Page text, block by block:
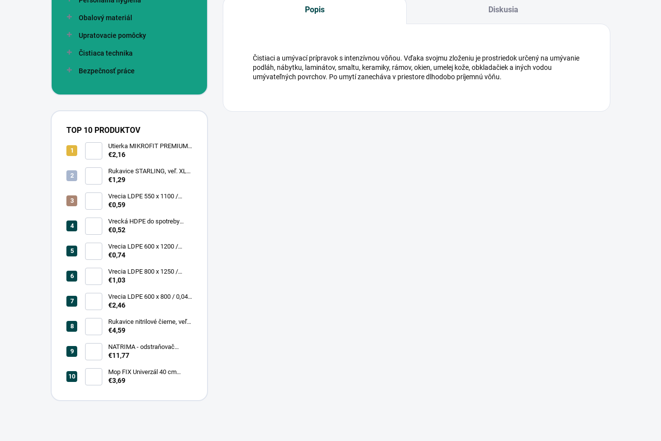
Obalový materiál
Upratovacie pomôcky
Čistiaca technika
Bezpečnosť práce
TOP 10 PRODUKTOV
Utierka MIKROFIT PREMIUM
920 40x40 cm, 305 gr./m2
€2,16
Rukavice STARLING, veľ. XL
(12 pár = bal)
€1,29
Vrecia LDPE 550 x 1100 /
0,13,1A, číra
€0,59
Vrecká HDPE do spotreby
300x400/0,007, číre, (50 ks =
€0,52
Vrecia LDPE 600 x 1200 /
0,200, transparent (25 ks)
€0,74
Vrecia LDPE 800 x 1250 /
0,20, čierna (25 ks = bal)
€1,03
Vrecia LDPE 600 x 800 / 0,04,
biele (25 ks = rol)
€2,46
Rukavice nitrilové čierne, veľ.
L (100 ks = box)
€4,59
NATRIMA - odstraňovač
starých náterov (0,75 L = bal)
€11,77
Mop FIX Univerzál 40 cm
bavlnený Fmix
€3,69
Popis Diskusia
Čistiaci a umývací prípravok s intenzívnou vôňou. Vďaka svojmu zloženiu je prostriedok určený na umývanie
podláh, nábytku, laminátov, smaltu, keramiky, rámov, okien, umelej kože, obkladačiek a iných vodou
umývateľných povrchov. Po umytí zanecháva v priestore dlhodobo príjemnú vôňu.